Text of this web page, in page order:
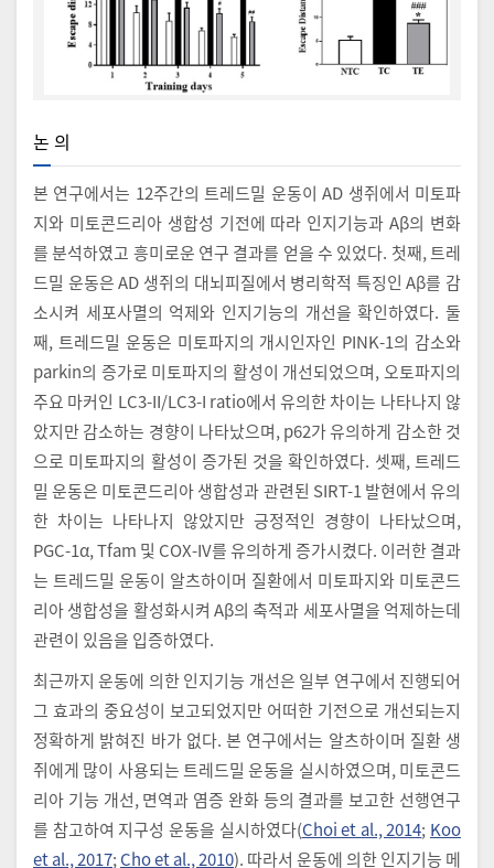
논 의
본 연구에서는 12주간의 트레드밀 운동이 AD 생쥐에서 미토파
지와 미토콘드리아 생합성 기전에 따라 인지기능과 Aβ의 변화
를 분석하였고 흥미로운 연구 결과를 얻을 수 있었다. 첫째, 트레
드밀 운동은 AD 생쥐의 대뇌피질에서 병리학적 특징인 Aβ를 감
소시켜 세포사멸의 억제와 인지기능의 개선을 확인하였다. 둘
째, 트레드밀 운동은 미토파지의 개시인자인 PINK-1의 감소와
parkin의 증가로 미토파지의 활성이 개선되었으며, 오토파지의
주요 마커인 LC3-II/LC3-I ratio에서 유의한 차이는 나타나지 않
았지만 감소하는 경향이 나타났으며, p62가 유의하게 감소한 것
으로 미토파지의 활성이 증가된 것을 확인하였다. 셋째, 트레드
밀 운동은 미토콘드리아 생합성과 관련된 SIRT-1 발현에서 유의
한 차이는 나타나지 않았지만 긍정적인 경향이 나타났으며,
PGC-1α, Tfam 및 COX-IV를 유의하게 증가시켰다. 이러한 결과
는 트레드밀 운동이 알츠하이머 질환에서 미토파지와 미토콘드
리아 생합성을 활성화시켜 Aβ의 축적과 세포사멸을 억제하는데
관련이 있음을 입증하였다.
최근까지 운동에 의한 인지기능 개선은 일부 연구에서 진행되어
그 효과의 중요성이 보고되었지만 어떠한 기전으로 개선되는지
정확하게 밝혀진 바가 없다. 본 연구에서는 알츠하이머 질환 생
쥐에게 많이 사용되는 트레드밀 운동을 실시하였으며, 미토콘드
리아 기능 개선, 면역과 염증 완화 등의 결과를 보고한 선행연구
를 참고하여 지구성 운동을 실시하였다(Choi et al., 2014; Koo
et al., 2017; Cho et al., 2010). 따라서 운동에 의한 인지기능 메